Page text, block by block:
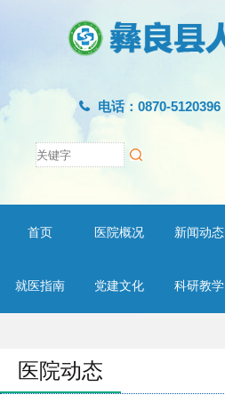
电话：0870-5120396
首页 医院概况 新闻动态
就医指南 党建文化 科研教学
医院动态